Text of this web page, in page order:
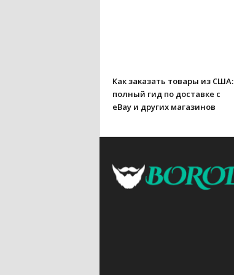
Как заказать товары из США:
полный гид по доставке с
eBay и других магазинов